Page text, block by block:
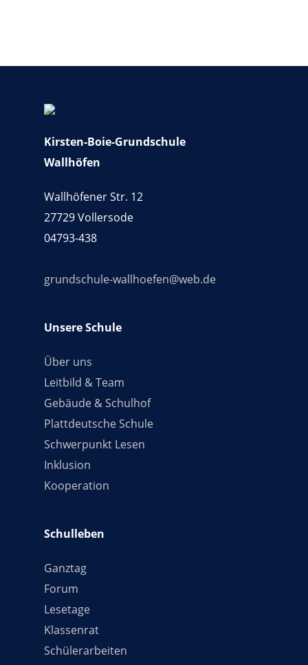
Kirsten-Boie-Grundschule
Wallhöfen
Wallhöfener Str. 12
27729 Vollersode
04793-438
grundschule-wallhoefen@web.de
Unsere Schule
Über uns
Leitbild & Team
Gebäude & Schulhof
Plattdeutsche Schule
Schwerpunkt Lesen
Inklusion
Kooperation
Schulleben
Ganztag
Forum
Lesetage
Klassenrat
Schülerarbeiten